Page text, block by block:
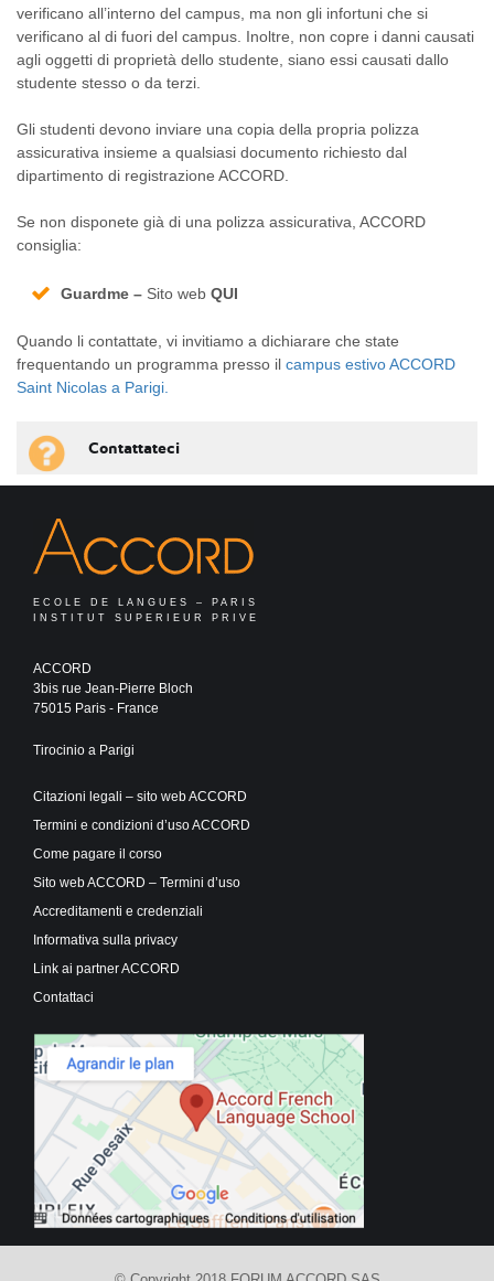
verificano all’interno del campus, ma non gli infortuni che si
verificano al di fuori del campus. Inoltre, non copre i danni causati
agli oggetti di proprietà dello studente, siano essi causati dallo
studente stesso o da terzi.
Gli studenti devono inviare una copia della propria polizza
assicurativa insieme a qualsiasi documento richiesto dal
dipartimento di registrazione ACCORD.
Se non disponete già di una polizza assicurativa, ACCORD
consiglia:
Guardme – Sito web QUI
Quando li contattate, vi invitiamo a dichiarare che state
frequentando un programma presso il campus estivo ACCORD
Saint Nicolas a Parigi.
Contattateci
ECOLE DE LANGUES – PARIS
INSTITUT SUPERIEUR PRIVE
ACCORD
3bis rue Jean-Pierre Bloch
75015 Paris - France
Tirocinio a Parigi
Citazioni legali – sito web ACCORD
Termini e condizioni d’uso ACCORD
Come pagare il corso
Sito web ACCORD – Termini d’uso
Accreditamenti e credenziali
Informativa sulla privacy
Link ai partner ACCORD
Contattaci